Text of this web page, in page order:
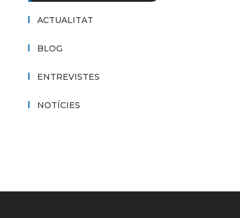
ACTUALITAT
BLOG
ENTREVISTES
NOTÍCIES